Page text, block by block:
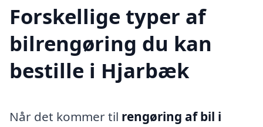
Forskellige typer af
bilrengøring du kan
bestille i Hjarbæk
Når det kommer til rengøring af bil i